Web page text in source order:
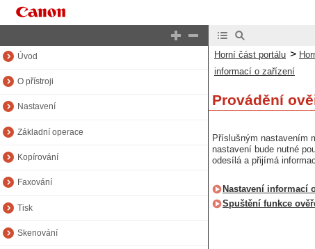
Horní část portálu
Úvod
O přístroji
Nastavení
Základní operace
Kopírování
Faxování
Tisk
Skenování
Horní část portálu >
informací o zařízení
Provádění
Příslušným nastavením
nastavení bude nutné
odesílá a přijímá
Nastavení informací
Spuštění funkce